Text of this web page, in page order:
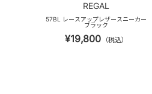
REGAL
57BL レースアップレザースニーカー
ブラック
¥19,800 （税込）